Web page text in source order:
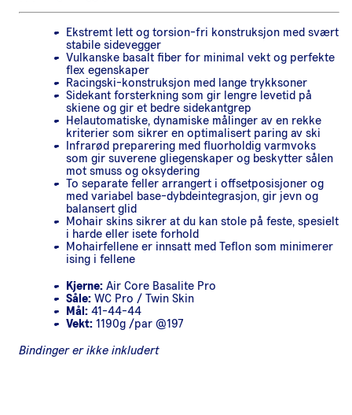
Ekstremt lett og torsion-fri konstruksjon med svært
stabile sidevegger
Vulkanske basalt fiber for minimal vekt og perfekte
flex egenskaper
Racingski-konstruksjon med lange trykksoner
Sidekant forsterkning som gir lengre levetid på
skiene og gir et bedre sidekantgrep
Helautomatiske, dynamiske målinger av en rekke
kriterier som sikrer en optimalisert paring av ski
Infrarød preparering med fluorholdig varmvoks
som gir suverene gliegenskaper og beskytter sålen
mot smuss og oksydering
To separate feller arrangert i offsetposisjoner og
med variabel base-dybdeintegrasjon, gir jevn og
balansert glid
Mohair skins sikrer at du kan stole på feste, spesielt
i harde eller isete forhold
Mohairfellene er innsatt med Teflon som minimerer
ising i fellene
Kjerne: Air Core Basalite Pro
Såle: WC Pro / Twin Skin
Mål: 41-44-44
Vekt: 1190g /par @197
Bindinger er ikke inkludert